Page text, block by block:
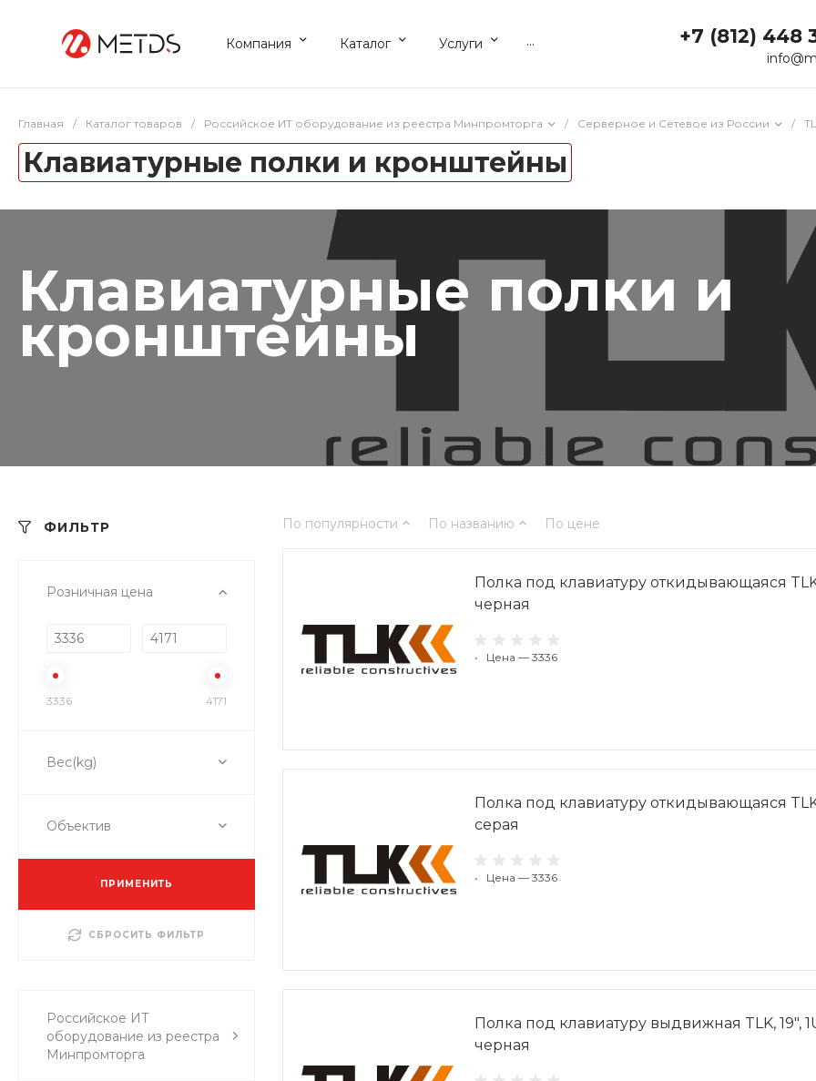
Компания Каталог Услуги ... +7 (812) 448
Главная / Каталог товаров / Российское ИТ оборудование из реестра Минпромторга / Серверное и Сетевое из России /
Клавиатурные полки и кронштейны
Клавиатурные полки и
кронштейны
ФИЛЬТР
Розничная цена
3336 4171
Вес(kg)
Объектив
ПРИМЕНИТЬ
СБРОСИТЬ ФИЛЬТР
Российское ИТ
оборудование из реестра
Минпромторга
По популярности По названию По цене
Полка под клавиатуру откидывающаяся
черная
• Цена — 3336
Полка под клавиатуру откидывающаяся
серая
• Цена — 3336
Полка под клавиатуру выдвижная TLK, 19",
черная